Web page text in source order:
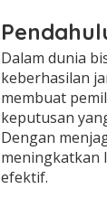
Dalam dunia
keberhasilan
membuat
keputusan
Dengan
meningkatkan
efektif.